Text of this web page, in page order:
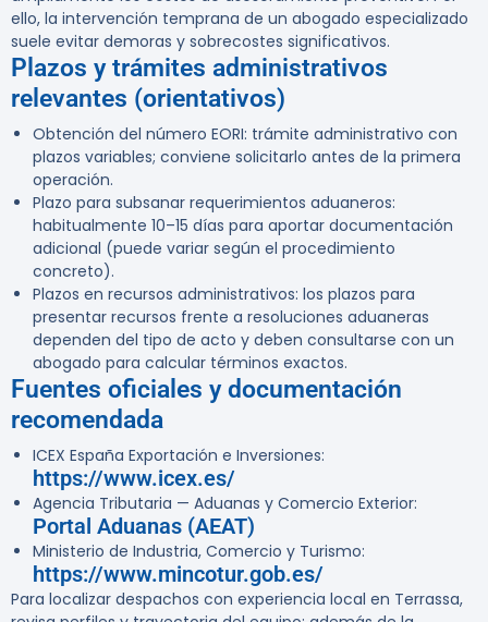
ello, la intervención temprana de un abogado especializado
suele evitar demoras y sobrecostes significativos.
Plazos y trámites administrativos
relevantes (orientativos)
Obtención del número EORI: trámite administrativo con
plazos variables; conviene solicitarlo antes de la primera
operación.
Plazo para subsanar requerimientos aduaneros:
habitualmente 10–15 días para aportar documentación
adicional (puede variar según el procedimiento
concreto).
Plazos en recursos administrativos: los plazos para
presentar recursos frente a resoluciones aduaneras
dependen del tipo de acto y deben consultarse con un
abogado para calcular términos exactos.
Fuentes oficiales y documentación
recomendada
ICEX España Exportación e Inversiones:
https://www.icex.es/
Agencia Tributaria — Aduanas y Comercio Exterior:
Portal Aduanas (AEAT)
Ministerio de Industria, Comercio y Turismo:
https://www.mincotur.gob.es/
Para localizar despachos con experiencia local en Terrassa,